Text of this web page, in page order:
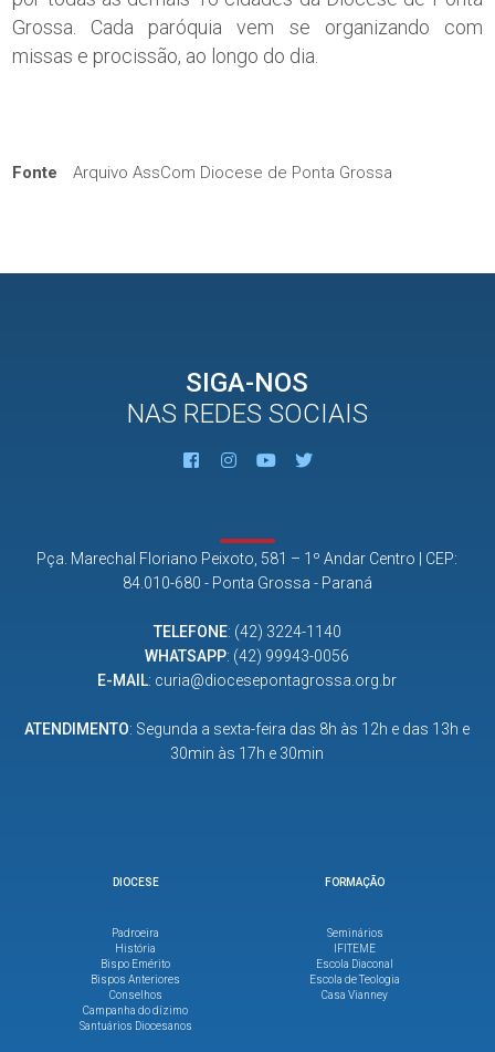
Grossa. Cada paróquia vem se organizando com
missas e procissão, ao longo do dia.
Fonte Arquivo AssCom Diocese de Ponta Grossa
SIGA-NOS
NAS REDES SOCIAIS
Pça. Marechal Floriano Peixoto, 581 – 1º Andar Centro | CEP:
84.010-680 - Ponta Grossa - Paraná
TELEFONE: (42) 3224-1140
WHATSAPP: (42) 99943-0056
E-MAIL: curia@diocesepontagrossa.org.br
ATENDIMENTO: Segunda a sexta-feira das 8h às 12h e das 13h e
30min às 17h e 30min
DIOCESE
Padroeira
História
Bispo Emérito
Bispos Anteriores
Conselhos
Campanha do dízimo
Santuários Diocesanos
FORMAÇÃO
Seminários
IFITEME
Escola Diaconal
Escola de Teologia
Casa Vianney